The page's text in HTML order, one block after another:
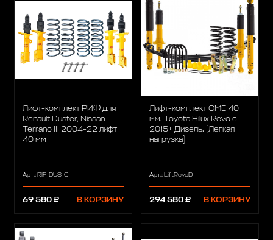
Лифт-комплект РИФ для
Renault Duster, Nissan
Terrano III 2004-22 лифт
40 мм
Арт.: RIF-DUS-C
69 580 ₽ В КОРЗИНУ
Лифт-комплект OME 40
мм. Toyota Hilux Revo с
2015+ Дизель. (Легкая
нагрузка)
Арт.: LiftRevoD
294 580 ₽ В КОРЗИНУ